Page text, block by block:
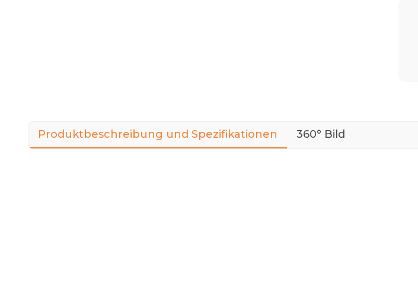
Produktbeschreibung und Spezifikationen 360° Bild